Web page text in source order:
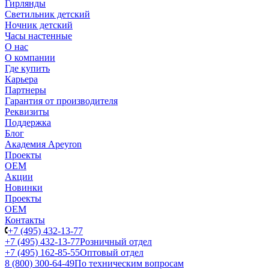
Гирлянды
Светильник детский
Ночник детский
Часы настенные
О нас
О компании
Где купить
Карьера
Партнеры
Гарантия от производителя
Реквизиты
Поддержка
Блог
Академия Apeyron
Проекты
ОЕМ
Акции
Новинки
Проекты
ОЕМ
Контакты
+7 (495) 432-13-77
+7 (495) 432-13-77Розничный отдел
+7 (495) 162-85-55Оптовый отдел
8 (800) 300-64-49По техническим вопросам